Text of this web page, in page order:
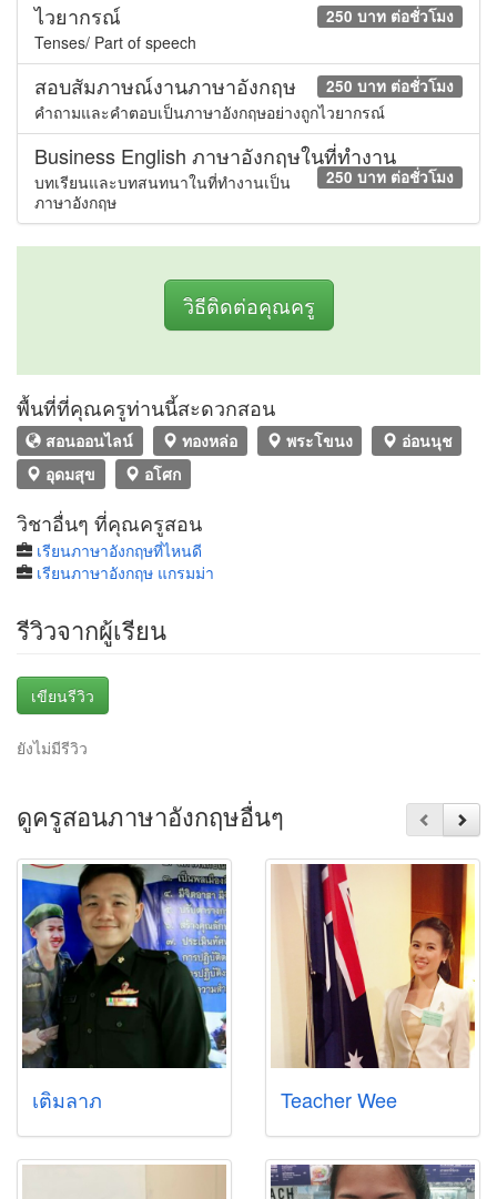
ไวยากรณ์ 250 บาท ต่อชั่วโมง
Tenses/ Part of speech
สอบสัมภาษณ์งานภาษาอังกฤษ 250 บาท ต่อชั่วโมง
คำถามและคำตอบเป็นภาษาอังกฤษอย่างถูกไวยากรณ์
Business English ภาษาอังกฤษในที่ทำงาน
250 บาท ต่อชั่วโมง
บทเรียนและบทสนทนาในที่ทำงานเป็น
ภาษาอังกฤษ
วิธีติดต่อคุณครู
พื้นที่ที่คุณครูท่านนี้สะดวกสอน
สอนออนไลน์ ทองหล่อ พระโขนง
อ่อนนุช
อุดมสุข
อโศก
วิชาอื่นๆ ที่คุณครูสอน
เรียนภาษาอังกฤษที่ไหนดี
เรียนภาษาอังกฤษ แกรมม่า
รีวิวจากผู้เรียน
เขียนรีวิว
ยังไม่มีรีวิว
ดูครูสอนภาษาอังกฤษอื่นๆ
เติมลาภ Teacher Wee